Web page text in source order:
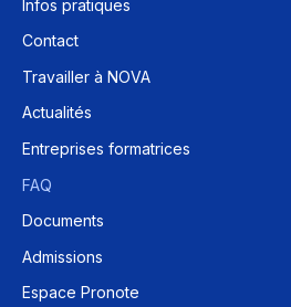
Infos pratiques
Contact
Travailler à NOVA
Actualités
Entreprises formatrices
FAQ
Documents
Admissions
Espace Pronote